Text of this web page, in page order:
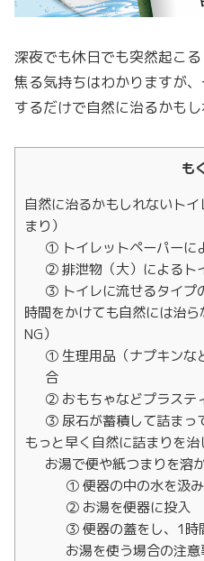
深夜でも休日でも突然起こる
焦る気持ちはわかりますが
するだけで自然に治るかもし
も
自然に治るかもしれないト
まり）
① トイレットペーパーに
② 排泄物（大）によるト
③ トイレに流せるタイプ
時間をかけても自然には治
NG）
① 生理用品（ナプキンな
合
② おもちゃなどプラステ
③ 尿石が蓄積して詰まっ
もっと早く自然に詰まりを治
お湯で便や紙つまりを溶
① 便器の中の水を汲
② お湯を便器に投入
③ 便器の蓋をし、1時
お湯を使う場合の注意